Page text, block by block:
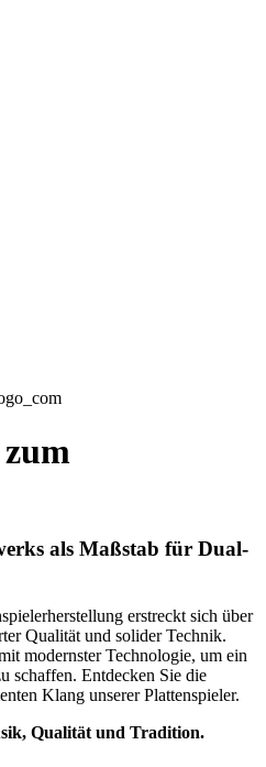
als Maßstab für Dual-
erstreckt sich über
Qualität und solider Technik.
modernster Technologie, um ein
schaffen. Entdecken Sie die
Klang unserer Plattenspieler.
Qualität und Tradition.